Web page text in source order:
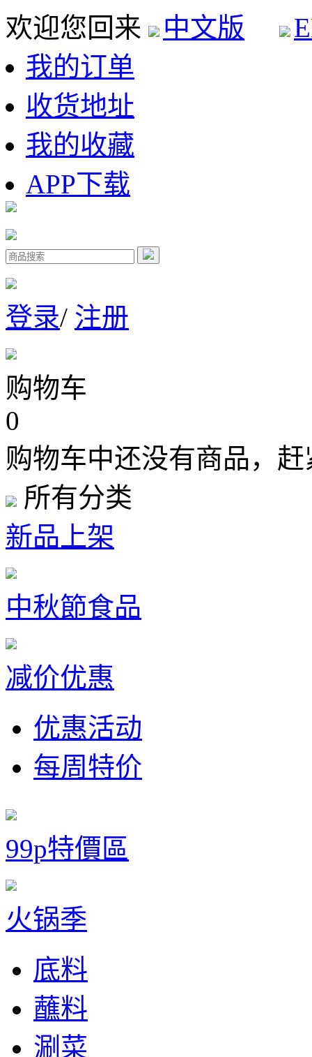
欢迎您回来 中文版
我的订单
收货地址
我的收藏
APP下载
登录/ 注册
购物车
0
购物车中还没有商品，
所有分类
新品上架
中秋節食品
减价优惠
优惠活动
每周特价
99p特價區
火锅季
底料
蘸料
涮菜